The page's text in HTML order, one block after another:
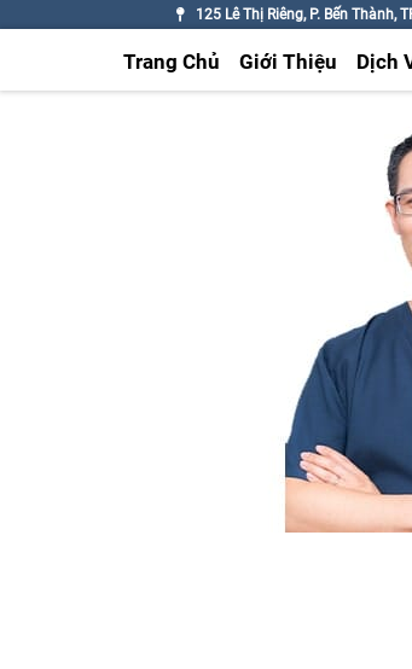
125 Lê Thị Riêng, P. Bến Thành,
Trang Chủ Giới Thiệu Dịch